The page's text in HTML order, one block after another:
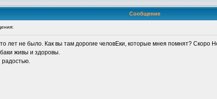
Сообщение
лет не было. Как вы там дорогие человЕки, которые мнея помнят?
живы и здоровы.
радостью.